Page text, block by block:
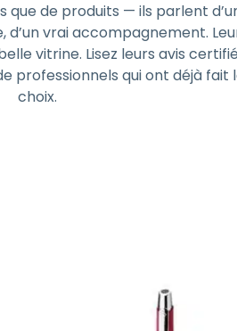
que de produits — ils parlent
d’un vrai accompagnement.
vitrine. Lisez leurs avis
professionnels qui ont déjà fait
choix.